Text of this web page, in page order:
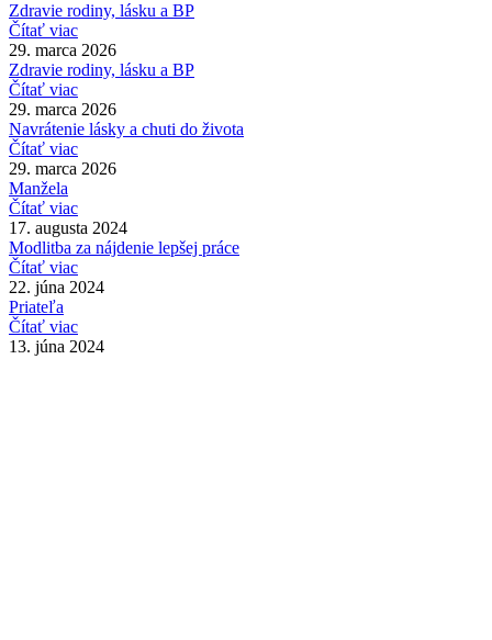
Zdravie rodiny, lásku a BP
Čítať viac
29. marca 2026
Zdravie rodiny, lásku a BP
Čítať viac
29. marca 2026
Navrátenie lásky a chuti do života
Čítať viac
29. marca 2026
Manžela
Čítať viac
17. augusta 2024
Modlitba za nájdenie lepšej práce
Čítať viac
22. júna 2024
Priateľa
Čítať viac
13. júna 2024